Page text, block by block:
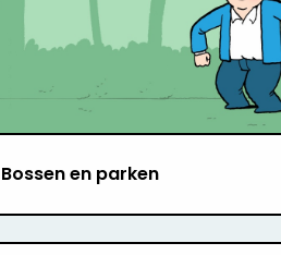
Bossen en parken